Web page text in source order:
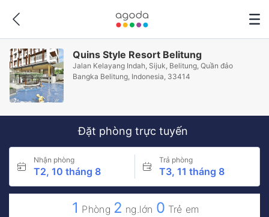
Quins Style Resort Belitung
Jalan Kelayang Indah, Sijuk, Belitung, Quần đảo
Bangka Belitung, Indonesia, 33414
Đặt phòng trực tuyến
Nhận phòng
T2, 10 tháng 8
Trả phòng
T3, 11 tháng 8
1 Phòng 2 ng.lớn 0 Trẻ em